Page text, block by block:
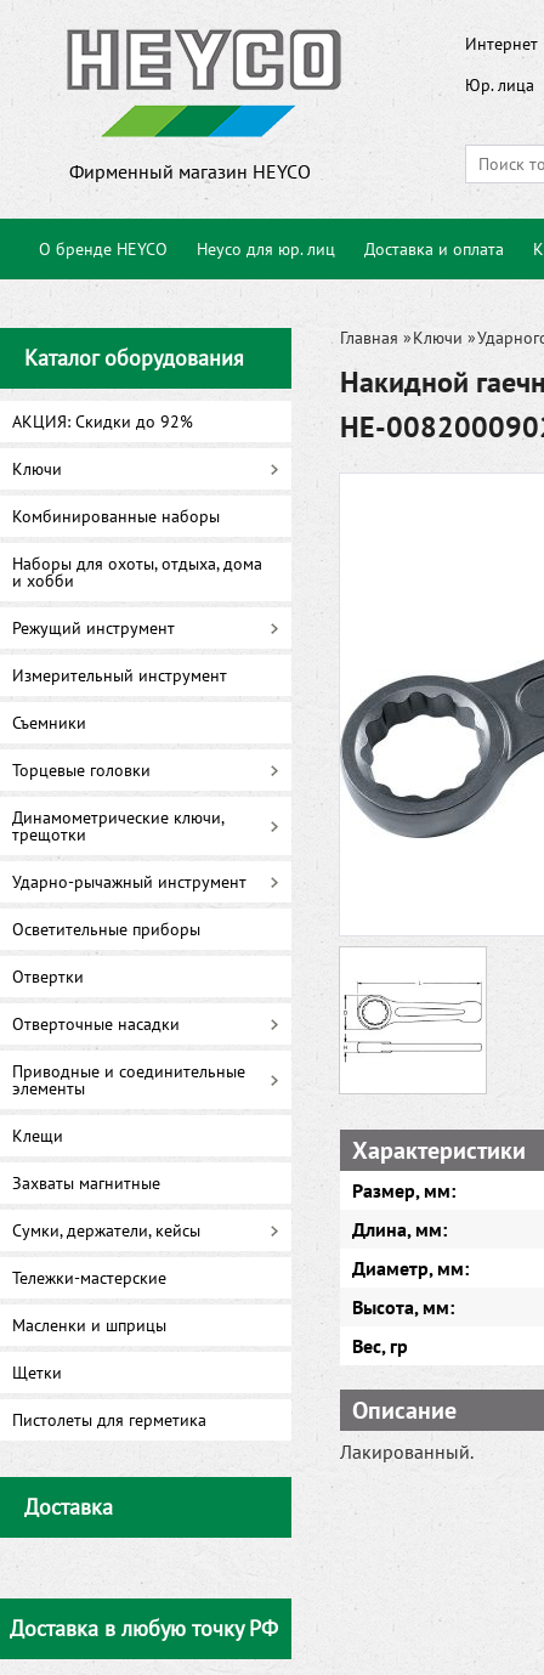
Фирменный магазин HEYCO
Интернет
Юр. лица
О бренде HEYCO Heyco для юр. лиц Доставка и оплата
Каталог оборудования
АКЦИЯ: Скидки до 92%
Ключи
Комбинированные наборы
Наборы для охоты, отдыха, дома
и хобби
Режущий инструмент
Измерительный инструмент
Съемники
Торцевые головки
Динамометрические ключи,
трещотки
Ударно-рычажный инструмент
Осветительные приборы
Отвертки
Отверточные насадки
Приводные и соединительные
элементы
Клещи
Захваты магнитные
Сумки, держатели, кейсы
Тележки-мастерские
Масленки и шприцы
Щетки
Пистолеты для герметика
Доставка
Доставка в любую точку РФ
Главная »Ключи »
Накидной
HE-
Характеристики
Размер, мм:
Длина, мм:
Диаметр, мм:
Высота, мм:
Вес, гр
Описание
Лакированный.